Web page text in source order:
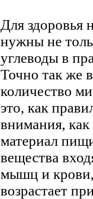
Для здоровья
нужны не
углеводы в
Точно так же
количество
это, как
внимания, как
материал
вещества
мышц и крови,
возрастает